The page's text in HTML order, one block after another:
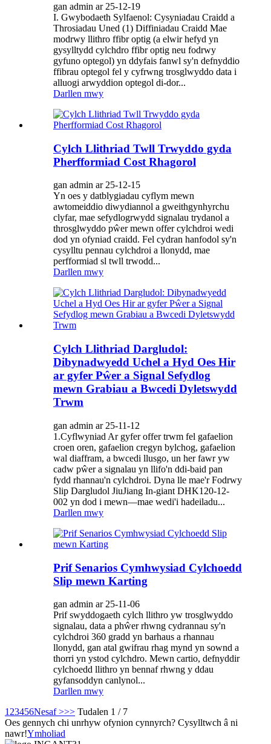
gan admin ar 25-12-19
I. Gwybodaeth Sylfaenol: Cysyniadau Craidd a
Throsiadau Uned (1) Diffiniadau Craidd Mae
modrwy llithro ffibr optig (a elwir hefyd yn
gysylltydd cylchdro ffibr optig neu fodrwy
gyfuno optegol) yn ddyfais fanwl sy'n defnyddio
ffibrau optegol fel y cyfrwng trosglwyddo data i
alluogi arwyddion optegol di-dor...
Darllen mwy
Cylch Llithriad Twll Trwyddo gyda
Pherfformiad Cost Rhagorol
gan admin ar 25-12-15
Yn oes y datblygiadau cyflym mewn
awtomeiddio diwydiannol a gweithgynhyrchu
clyfar, mae sefydlogrwydd signalau trydanol a
throsglwyddo pŵer mewn offer cylchdroi wedi
dod yn ofyniad craidd. Fel cydran hanfodol sy'n
cysylltu pennau cylchdroi a llonydd, mae
perfformiad sl twll trwodd...
Darllen mwy
Cylch Llithriad Dargludol:
Dibynadwyedd Uchel a Hyd Oes Hir
ar gyfer Pŵer a Signal Sefydlog
mewn Grabiau a Bwcedi Dyletswydd
Trwm
gan admin ar 25-11-12
1.Cyflwyniad Ar gyfer offer trwm fel gafaelion
croen oren, gafaelion cregyn bylchog, gafaelion
wal diaffram, a bwcedi llusgo, un her fawr yw
cadw pŵer a signalau yn llifo'n ddi-baid pan
fydd rhannau'n cylchdroi. Dyna lle mae'r Fodrwy
Slip Dargludol JiuJiang In-giant DHK120-12-
002 yn dod i mewn—mae wedi'i hadeiladu...
Darllen mwy
Prif Senarios Cymhwysiad Cylchoedd
Slip mewn Karting
gan admin ar 25-11-06
Prif swyddogaeth cylch llithro yw trosglwyddo
signalau, data a phŵer rhwng cydrannau sy'n
cylchdroi 360 gradd yn barhaus a rhannau
llonydd, gan atal gwifrau rhag mynd yn sownd a
thorri yn ystod cylchdro. Mewn cartio, defnyddir
cylchoedd llithro yn bennaf rhwng y ddau
gyfansoddyn canlynol...
Darllen mwy
1 23456Nesaf >>> Tudalen 1 / 7
Oes gennych chi unrhyw ofynion cynnyrch? Cysylltwch â ni
nawr!Ymholiad